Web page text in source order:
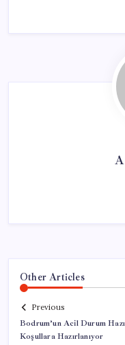
Other Articles
Previous
Bodrum’un Acil Durum
Koşullara Hazırlanıyor